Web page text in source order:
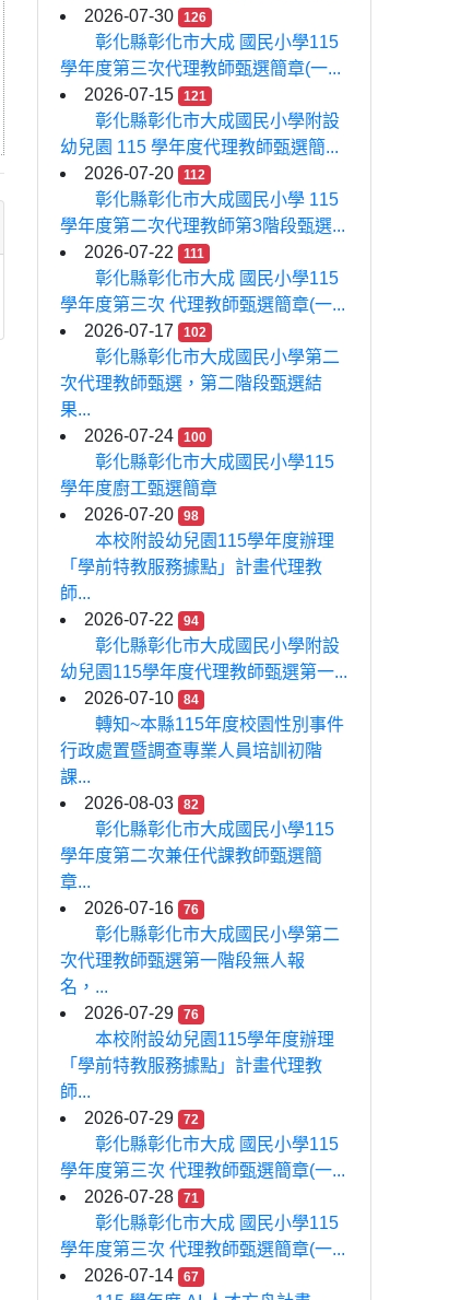
2026-07-30
126
彰化縣彰化市大成 國民小學115
學年度第三次代理教師甄選簡章(一...
2026-07-15
121
彰化縣彰化市大成國民小學附設
幼兒園 115 學年度代理教師甄選簡...
2026-07-20
112
彰化縣彰化市大成國民小學 115
學年度第二次代理教師第3階段甄選...
2026-07-22
111
彰化縣彰化市大成 國民小學115
學年度第三次 代理教師甄選簡章(一...
2026-07-17
102
彰化縣彰化市大成國民小學第二
次代理教師甄選，第二階段甄選結
果...
2026-07-24
100
彰化縣彰化市大成國民小學115
學年度廚工甄選簡章
2026-07-20
98
本校附設幼兒園115學年度辦理
「學前特教服務據點」計畫代理教
師...
2026-07-22
94
彰化縣彰化市大成國民小學附設
幼兒園115學年度代理教師甄選第一...
2026-07-10
84
轉知~本縣115年度校園性別事件
行政處置暨調查專業人員培訓初階
課...
2026-08-03
82
彰化縣彰化市大成國民小學115
學年度第二次兼任代課教師甄選簡
章...
2026-07-16
76
彰化縣彰化市大成國民小學第二
次代理教師甄選第一階段無人報
名，...
2026-07-29
76
本校附設幼兒園115學年度辦理
「學前特教服務據點」計畫代理教
師...
2026-07-29
72
彰化縣彰化市大成 國民小學115
學年度第三次 代理教師甄選簡章(一...
2026-07-28
71
彰化縣彰化市大成 國民小學115
學年度第三次 代理教師甄選簡章(一...
2026-07-14
67